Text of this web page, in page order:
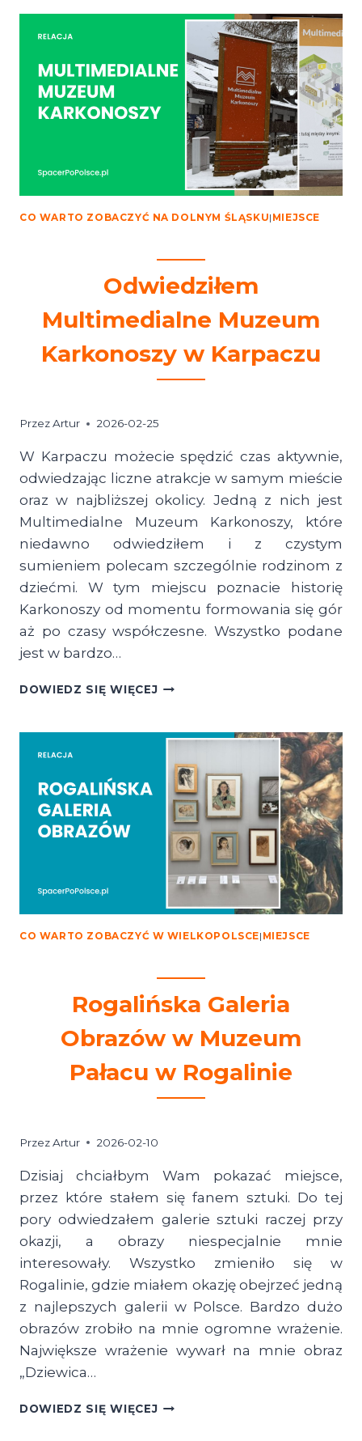
PUNKT
WIDOKOWY
KARPACZU
CO WARTO ZOBACZYĆ NA DOLNYM ŚLĄSKU| MIEJSCE
Odwiedziłem
Multimedialne Muzeum
Karkonoszy w Karpaczu
PrzezArtur 2026-02-25
W Karpaczu możecie spędzić czas aktywnie,
odwiedzając liczne atrakcje w samym mieście
oraz w najbliższej okolicy. Jedną z nich jest
Multimedialne Muzeum Karkonoszy, które
niedawno odwiedziłem i z czystym
sumieniem polecam szczególnie rodzinom z
dziećmi. W tym miejscu poznacie historię
Karkonoszy od momentu formowania się gór
aż po czasy współczesne. Wszystko podane
jest w bardzo…
DOWIEDZ SIĘ WIĘCEJODWIEDZIŁEM
KARKONOSZY
KARPACZU
CO WARTO ZOBACZYĆ W WIELKOPOLSCE| MIEJSCE
Rogalińska Galeria
Obrazów w Muzeum
Pałacu w Rogalinie
PrzezArtur 2026-02-10
Dzisiaj chciałbym Wam pokazać miejsce,
przez które stałem się fanem sztuki. Do tej
pory odwiedzałem galerie sztuki raczej przy
okazji, a obrazy niespecjalnie mnie
interesowały. Wszystko zmieniło się w
Rogalinie, gdzie miałem okazję obejrzeć jedną
z najlepszych galerii w Polsce. Bardzo dużo
obrazów zrobiło na mnie ogromne wrażenie.
Największe wrażenie wywarł na mnie obraz
„Dziewica…
DOWIEDZ SIĘ WIĘCEJROGALIŃSKA